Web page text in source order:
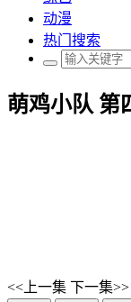
动漫
热门搜索
萌鸡小队 第
<<上一集 下一集>>